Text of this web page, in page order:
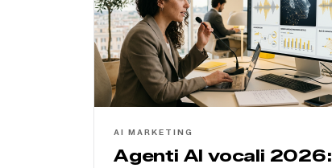
AI MARKETING
Agenti AI vocali 2026: